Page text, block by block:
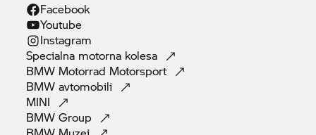
Facebook
Youtube
Instagram
Specialna motorna kolesa
BMW Motorrad Motorsport
BMWavtomobili
MINI
BMWGroup